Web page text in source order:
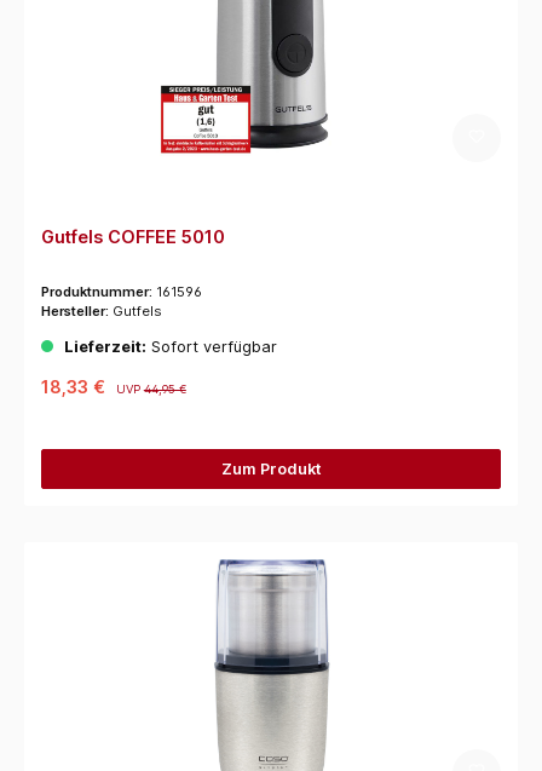
Gutfels COFFEE 5010
Produktnummer: 161596
Hersteller: Gutfels
Lieferzeit: Sofort verfügbar
18,33 € UVP44,95 €
Zum Produkt